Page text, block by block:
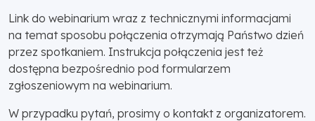
Link do webinarium wraz z technicznymi informacjami
na temat sposobu połączenia otrzymają Państwo dzień
przez spotkaniem. Instrukcja połączenia jest też
dostępna bezpośrednio pod formularzem
zgłoszeniowym na webinarium.
W przypadku pytań, prosimy o kontakt z organizatorem.